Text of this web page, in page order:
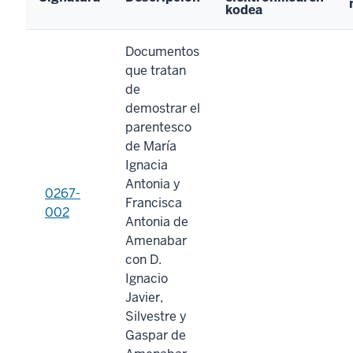
kodea
0267-
002
Documentos
que tratan
de
demostrar el
parentesco
de María
Ignacia
Antonia y
Francisca
Antonia de
Amenabar
con D.
Ignacio
Javier,
Silvestre y
Gaspar de